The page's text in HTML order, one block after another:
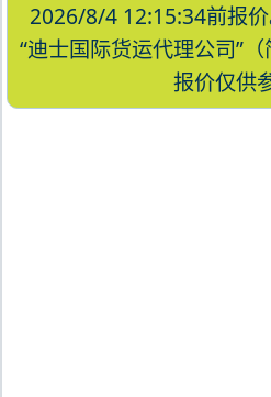
2026/8/4 12:15:34前报
“迪士国际货运代理公司”
报价仅供